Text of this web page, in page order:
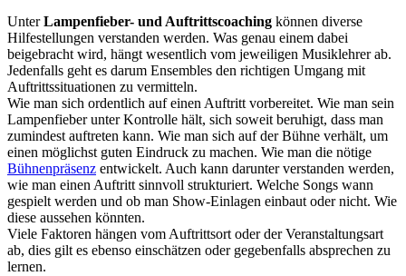
UnterLampenfieber- und Auftrittscoaching können diverse
Hilfestellungen verstanden werden. Was genau einem dabei
beigebracht wird, hängt wesentlich vom jeweiligen Musiklehrer ab.
Jedenfalls geht es darum Ensembles den richtigen Umgang mit
Auftrittssituationen zu vermitteln.
Wie man sich ordentlich auf einen Auftritt vorbereitet. Wie man sein
Lampenfieber unter Kontrolle hält, sich soweit beruhigt, dass man
zumindest auftreten kann. Wie man sich auf der Bühne verhält, um
einen möglichst guten Eindruck zu machen. Wie man die nötige
Bühnenpräsenz entwickelt. Auch kann darunter verstanden werden,
wie man einen Auftritt sinnvoll strukturiert. Welche Songs wann
gespielt werden und ob man Show-Einlagen einbaut oder nicht. Wie
diese aussehen könnten.
Viele Faktoren hängen vom Auftrittsort oder der Veranstaltungsart
ab, dies gilt es ebenso einschätzen oder gegebenfalls absprechen zu
lernen.